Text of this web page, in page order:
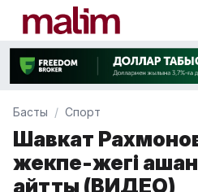
Басты Спорт
Шавкат
жекпе-жегі
айтты (ВИДЕО)